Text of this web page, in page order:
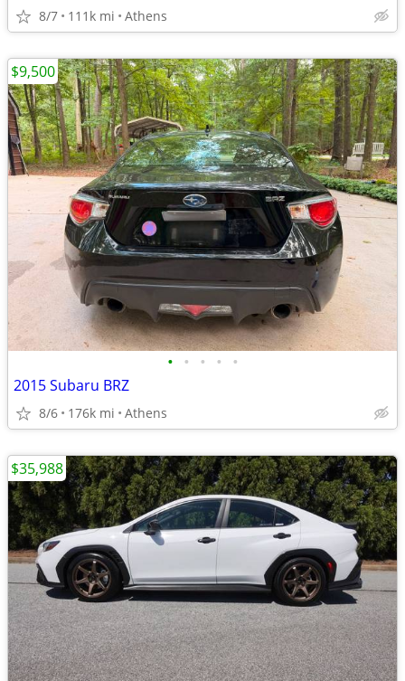
8/7 111k mi Athens
• • • • •
2015 Subaru BRZ
8/6 176k mi Athens
$9,500
$35,988